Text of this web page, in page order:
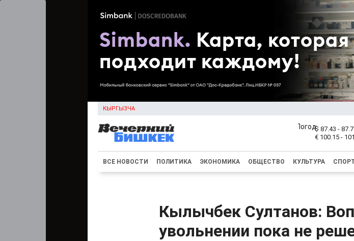
КЫРГЫЗЧА
$ 87.43 -
€ 100.15 -
ВСЕ НОВОСТИ ПОЛИТИКА ЭКОНОМИКА ОБЩЕСТВО КУЛЬТУРА
Кылычбек Султанов:
увольнении пока не